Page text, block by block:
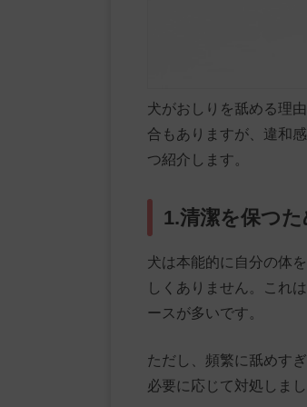
犬がおしりを舐める理
合もありますが、違和
つ紹介します。
1.清潔を保つた
犬は本能的に自分の体
しくありません。これ
ースが多いです。
ただし、頻繁に舐めす
必要に応じて対処しまし